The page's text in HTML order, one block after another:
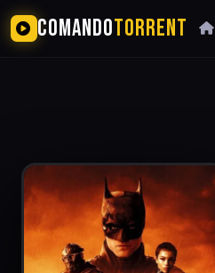
COMANDOTORRENT